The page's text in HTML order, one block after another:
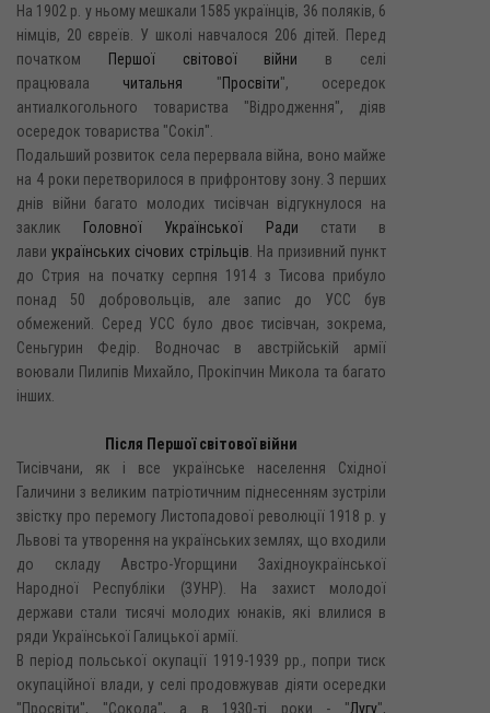
На 1902 р. у ньому мешкали 1585 українців, 36 поляків, 6
німців, 20 євреїв. У школі навчалося 206 дітей. Перед
початком
Першої світової війни в селі
працювала читальня "Просвіти", осередок
антиалкогольного товариства "Відродження", діяв
осередок товариства "Сокіл".
Подальший розвиток села перервала війна, воно майже
на 4 роки перетворилося в прифронтову зону. З перших
днів війни багато молодих тисівчан відгукнулося на
заклик
Головної Української Ради стати в
лавиукраїнських січових стрільців . На призивний пункт
до Стрия на початку серпня 1914 з Тисова прибуло
понад 50 добровольців, але запис до УСС був
обмежений. Серед УСС було двоє тисівчан, зокрема,
Сеньгурин Федір. Водночас в австрійській армії
воювали Пилипів Михайло, Прокіпчин Микола та багато
інших.
Після Першої світової війни
Тисівчани, як і все українське населення Східної
Галичини з великим патріотичним піднесенням зустріли
звістку про перемогу Листопадової революції 1918 p. y
Львові та утворення на українських землях, що входили
до складу Австро-Угорщини Західноукраїнської
Народної Республіки (ЗУНР). На захист молодої
держави стали тисячі молодих юнаків, які влилися в
ряди Української Галицької армії.
В період польської окупації 1919-1939 pp., попри тиск
окупаційної влади, у селі продовжував діяти осередки
"Просвіти", "Сокола", а в 1930-ті роки - "Лугу",